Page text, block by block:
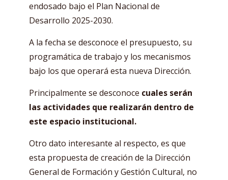
endosado bajo el Plan Nacional de
Desarrollo 2025-2030.
A la fecha se desconoce el presupuesto, su
programática de trabajo y los mecanismos
bajo los que operará esta nueva Dirección.
Principalmente se desconoce cuales serán
las actividades que realizarán dentro de
este espacio institucional.
Otro dato interesante al respecto, es que
esta propuesta de creación de la Dirección
General de Formación y Gestión Cultural, no